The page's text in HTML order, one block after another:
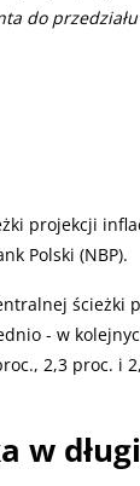
do
projekcji
Polski (NBP).
ścieżki
- w
2,3 proc. i
w